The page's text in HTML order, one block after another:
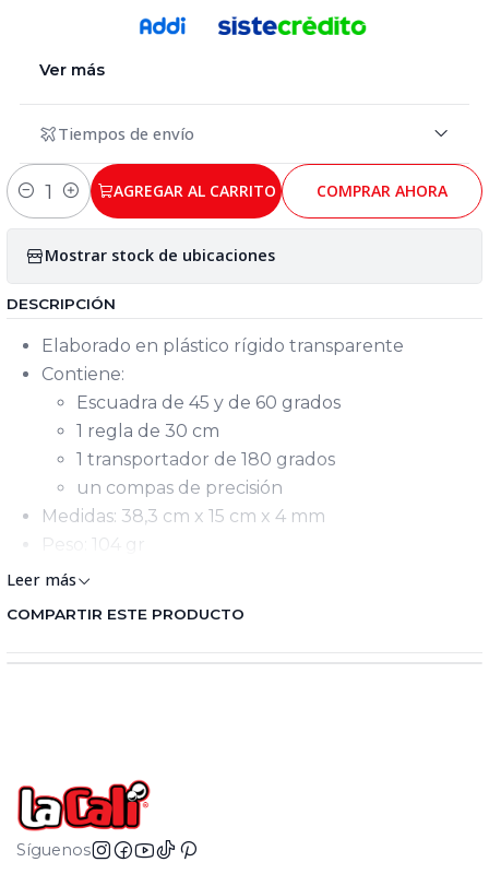
Ver más
Tiempos de envío
Cantidad
AGREGAR AL CARRITO COMPRAR AHORA
Mostrar stock de ubicaciones
DESCRIPCIÓN
Elaborado en plástico rígido transparente
Contiene:
Escuadra de 45 y de 60 grados
1 regla de 30 cm
1 transportador de 180 grados
un compas de precisión
Medidas: 38,3 cm x 15 cm x 4 mm
Peso: 104 gr
Leer más
COMPARTIR ESTE PRODUCTO
Síguenos